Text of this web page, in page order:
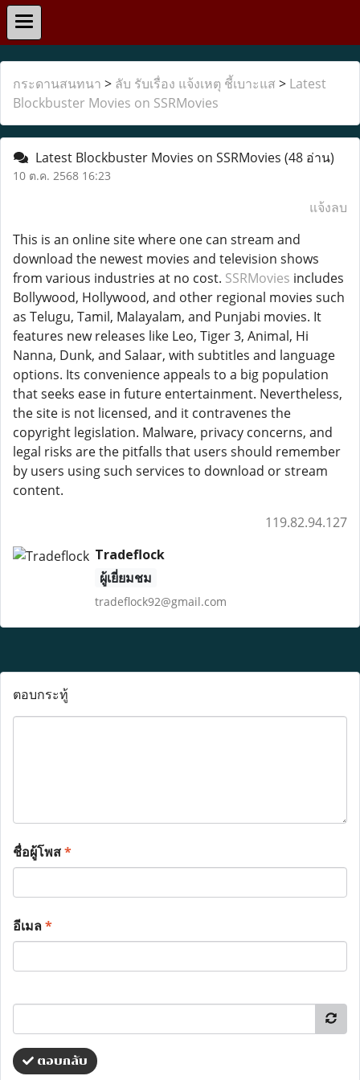
กระดานสนทนา > ลับ รับเรื่อง แจ้งเหตุ ชี้เบาะแส > Latest
Blockbuster Movies on SSRMovies
Latest Blockbuster Movies on SSRMovies (48 อ่าน)
10 ต.ค. 2568 16:23
แจ้งลบ
This is an online site where one can stream and
download the newest movies and television shows
from various industries at no cost. SSRMovies includes
Bollywood, Hollywood, and other regional movies such
as Telugu, Tamil, Malayalam, and Punjabi movies. It
features new releases like Leo, Tiger 3, Animal, Hi
Nanna, Dunk, and Salaar, with subtitles and language
options. Its convenience appeals to a big population
that seeks ease in future entertainment. Nevertheless,
the site is not licensed, and it contravenes the
copyright legislation. Malware, privacy concerns, and
legal risks are the pitfalls that users should remember
by users using such services to download or stream
content.
119.82.94.127
Tradeflock
ผู้เยี่ยมชม
tradeflock92@gmail.com
ตอบกระทู้
ชื่อผู้โพส*
อีเมล*
ตอบกลับ